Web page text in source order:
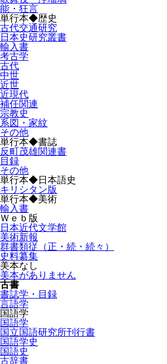
能・狂言
単行本◆歴史
古代交通研究
日本史研究叢書
輸入書
考古学
古代
中世
近世
近現代
補任関連
宗教史
系図・家紋
その他
単行本◆書誌
反町茂雄関連書
目録
その他
単行本◆日本語史
キリシタン版
単行本◆美術
輸入書
Ｗｅｂ版
日本近代文学館
美術新報
群書類従（正・続・続々）
史料纂集
美本なし
美本がありません
古書
書誌学・目録
言語学
国語学
国語学
国立国語研究所刊行書
国語学史
国語史
古辞書